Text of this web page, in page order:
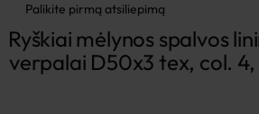
Palikite pirmą atsiliepimą
Ryškiai mėlynos spalvos
verpalai D50x3 tex, col. 4,